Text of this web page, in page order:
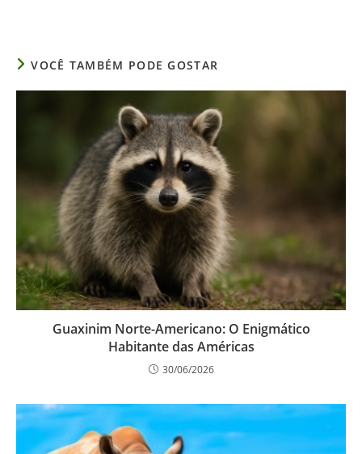
VOCÊ TAMBÉM PODE GOSTAR
Guaxinim Norte-Americano: O Enigmático
Habitante das Américas
30/06/2026